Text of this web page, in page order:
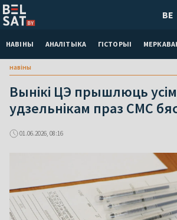
НАВІНЫ АНАЛІТЫКА ГІСТОРЫІ
BE
навіны
Вынікі ЦЭ прышлюць усім
удзельнікам праз СМС
01.06.2026, 08:16